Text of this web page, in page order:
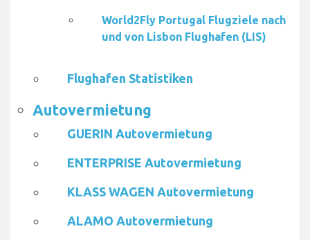
World2Fly Portugal Flugziele nach
und von Lisbon Flughafen (LIS)
Flughafen Statistiken
Autovermietung
GUERIN Autovermietung
ENTERPRISE Autovermietung
KLASS WAGEN Autovermietung
ALAMO Autovermietung